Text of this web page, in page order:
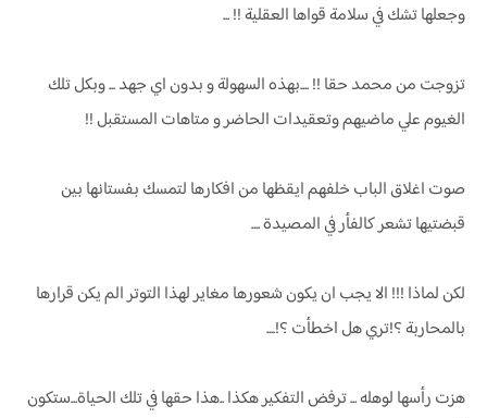
وجعلها تشك في سلامة قواها العقلية !! ...
تزوجت من محمد حقا !! ....بهذه السهولة و بدون اي جهد ... وبكل تلك
الغيوم علي ماضيهم وتعقيدات الحاضر و متاهات المستقبل !!
صوت اغلاق الباب خلفهم ايقظها من افكارها لتمسك بفستانها بين
قبضتيها تشعر كالفأر في المصيدة ....
لكن لماذا !!! الا يجب ان يكون شعورها مغاير لهذا التوتر الم يكن قرارها
بالمحاربة ؟!تري هل اخطأت ؟!....
هزت رأسها لوهله ... ترفض التفكير هكذا ..هذا حقها في تلك الحياة...ستكون